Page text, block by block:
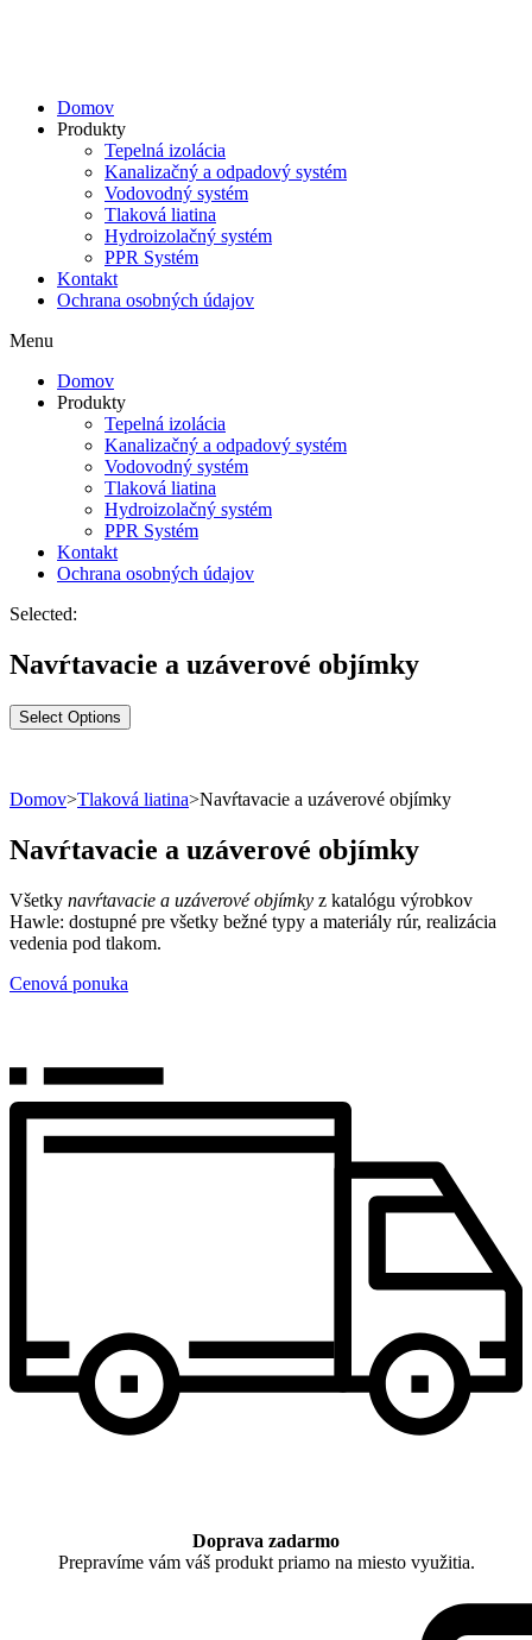
Domov
Produkty
Tepelná izolácia
Kanalizačný a odpadový systém
Vodovodný systém
Tlaková liatina
Hydroizolačný systém
PPR Systém
Kontakt
Ochrana osobných údajov
Menu
Domov
Produkty
Tepelná izolácia
Kanalizačný a odpadový systém
Vodovodný systém
Tlaková liatina
Hydroizolačný systém
PPR Systém
Kontakt
Ochrana osobných údajov
Selected:
Navŕtavacie a uzáverové objímky
Select Options
Domov>Tlaková liatina>Navŕtavacie a uzáverové objímky
Navŕtavacie a uzáverové objímky
Všetky navŕtavacie a uzáverové objímky z katalógu výrobkov
Hawle: dostupné pre všetky bežné typy a materiály rúr, realizácia
vedenia pod tlakom.
Cenová ponuka
Doprava zadarmo
Prepravíme vám váš produkt priamo na miesto využitia.